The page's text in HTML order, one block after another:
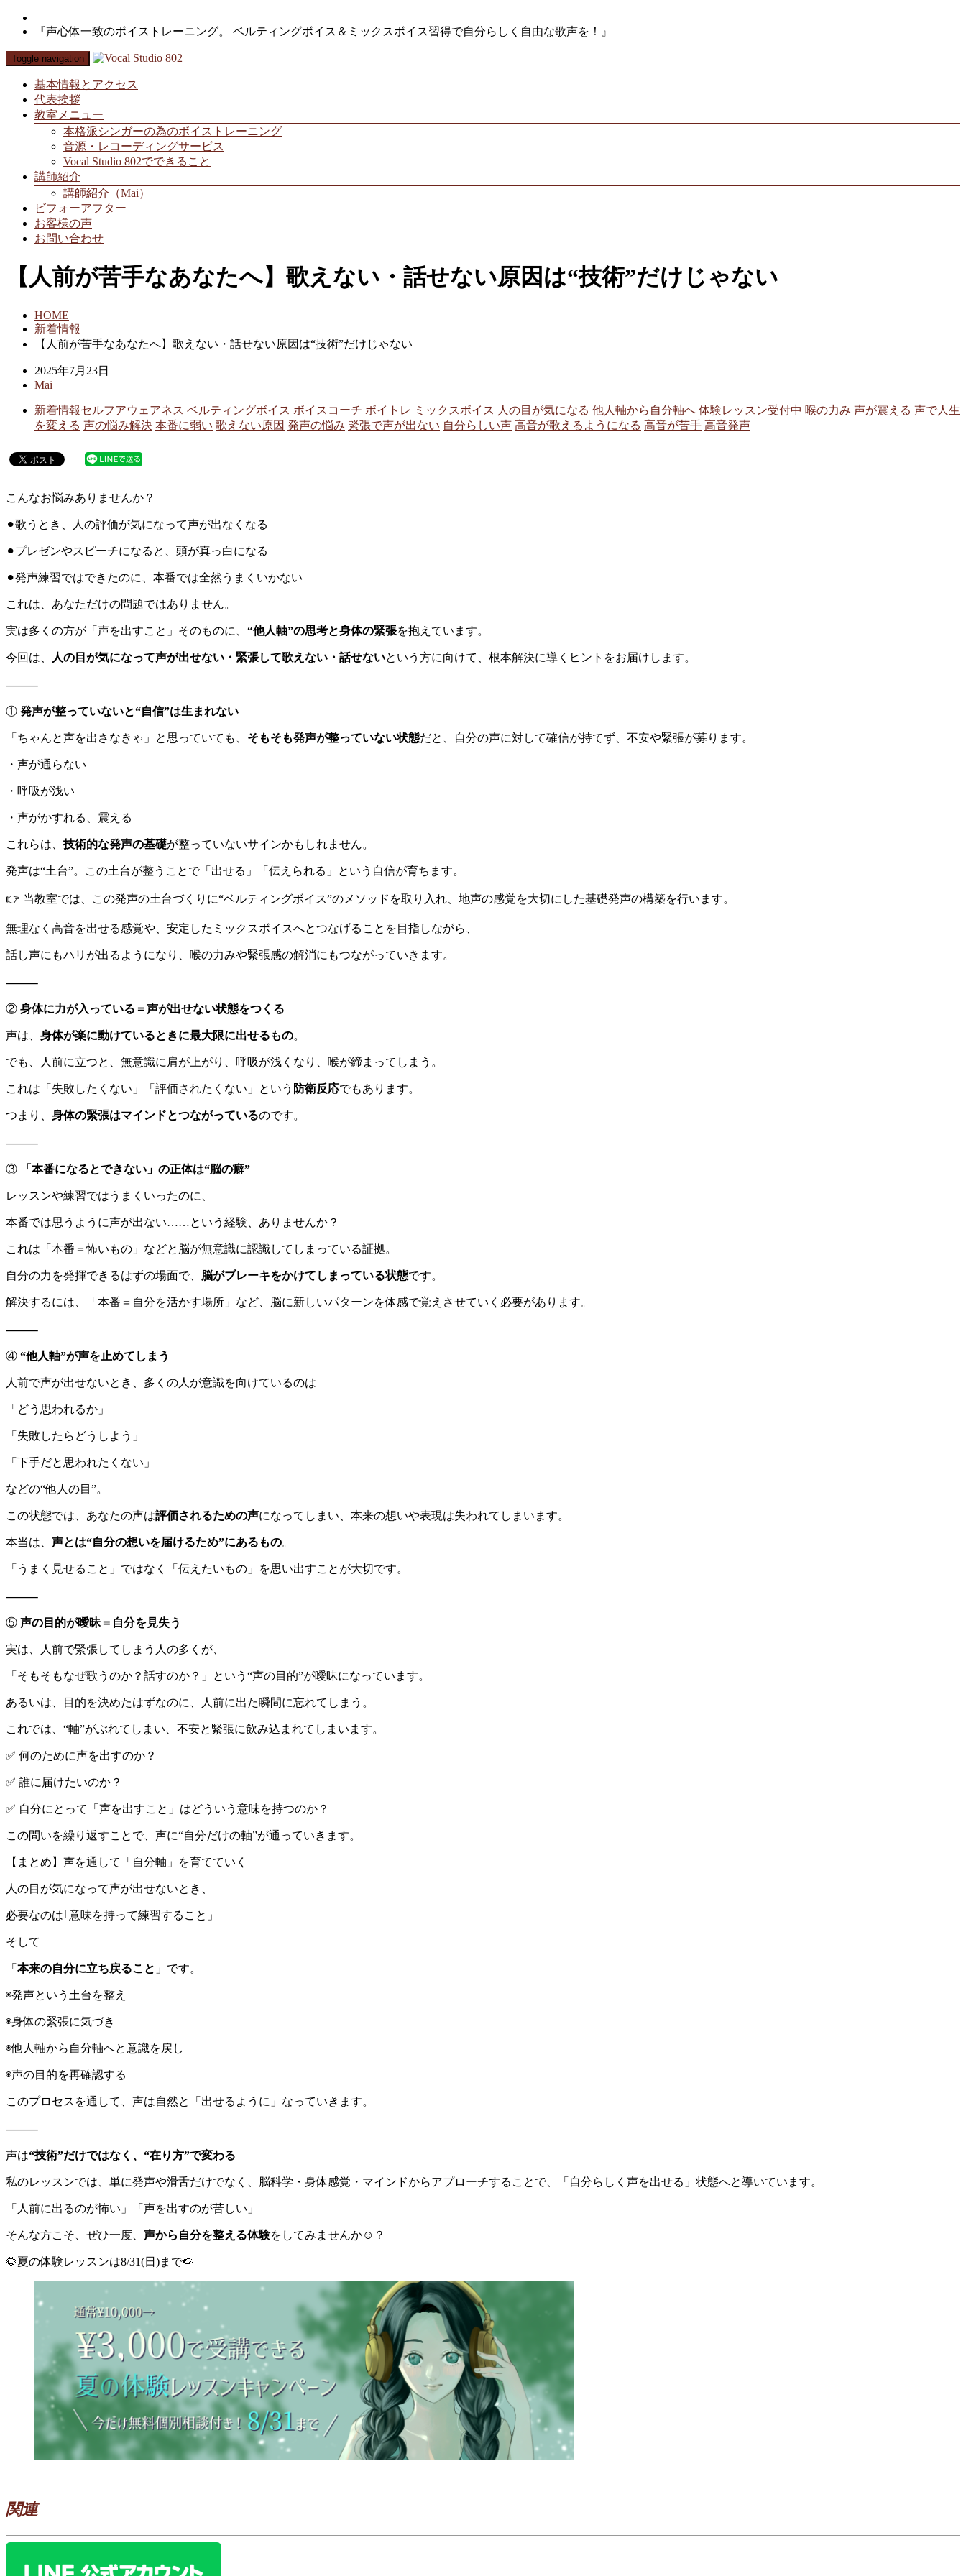
『声心体一致のボイストレーニング。 ベルティングボイス＆ミックスボイス習得で自分らしく自由な歌声を！』
Toggle navigation
基本情報とアクセス
代表挨拶
教室メニュー
本格派シンガーの為のボイストレーニング
音源・レコーディングサービス
Vocal Studio 802でできること
講師紹介
講師紹介（Mai）
ビフォーアフター
お客様の声
お問い合わせ
【人前が苦手なあなたへ】歌えない・話せない原因は“技術”だけじゃない
HOME
新着情報
【人前が苦手なあなたへ】歌えない・話せない原因は“技術”だけじゃない
2025年7月23日
Mai
新着情報セルフアウェアネス ベルティングボイス ボイスコーチ ボイトレ ミックスボイス 人の目が気になる 他人軸から自分軸へ 体験レッスン受付中 喉の力み 声が震える 声で人生
を変える 声の悩み解決 本番に弱い 歌えない原因 発声の悩み 緊張で声が出ない 自分らしい声 高音が歌えるようになる 高音が苦手 高音発声
こんなお悩みありませんか？
⚫︎歌うとき、人の評価が気になって声が出なくなる
⚫︎プレゼンやスピーチになると、頭が真っ白になる
⚫︎発声練習ではできたのに、本番では全然うまくいかない
これは、あなただけの問題ではありません。
実は多くの方が「声を出すこと」そのものに、 “他人軸”の思考と身体の緊張を抱えています。
今回は、 人の目が気になって声が出せない・緊張して歌えない・話せないという方に向けて、根本解決に導くヒントをお届けします。
⸻
① 発声が整っていないと“自信”は生まれない
「ちゃんと声を出さなきゃ」と思っていても、 そもそも発声が整っていない状態だと、自分の声に対して確信が持てず、不安や緊張が募ります。
・声が通らない
・呼吸が浅い
・声がかすれる、震える
これらは、 技術的な発声の基礎が整っていないサインかもしれません。
発声は“土台”。この土台が整うことで「出せる」「伝えられる」という自信が育ちます。
👉 当教室では、この発声の土台づくりに“ベルティングボイス”のメソッドを取り入れ、地声の感覚を大切にした基礎発声の構築を行います。
無理なく高音を出せる感覚や、安定したミックスボイスへとつなげることを目指しながら、
話し声にもハリが出るようになり、喉の力みや緊張感の解消にもつながっていきます。
⸻
② 身体に力が入っている＝声が出せない状態をつくる
声は、 身体が楽に動けているときに最大限に出せるもの。
でも、人前に立つと、無意識に肩が上がり、呼吸が浅くなり、喉が締まってしまう。
これは「失敗したくない」「評価されたくない」という 防衛反応でもあります。
つまり、 身体の緊張はマインドとつながっているのです。
⸻
③ 「本番になるとできない」の正体は“脳の癖”
レッスンや練習ではうまくいったのに、
本番では思うように声が出ない……という経験、ありませんか？
これは「本番＝怖いもの」などと脳が無意識に認識してしまっている証拠。
自分の力を発揮できるはずの場面で、 脳がブレーキをかけてしまっている状態です。
解決するには、「本番＝自分を活かす場所」など、脳に新しいパターンを体感で覚えさせていく必要があります。
⸻
④ “他人軸”が声を止めてしまう
人前で声が出せないとき、多くの人が意識を向けているのは
「どう思われるか」
「失敗したらどうしよう」
「下手だと思われたくない」
などの“他人の目”。
この状態では、あなたの声は評価されるための声になってしまい、本来の想いや表現は失われてしまいます。
本当は、 声とは“自分の想いを届けるため”にあるもの。
「うまく見せること」ではなく「伝えたいもの」を思い出すことが大切です。
⸻
⑤ 声の目的が曖昧＝自分を見失う
実は、人前で緊張してしまう人の多くが、
「そもそもなぜ歌うのか？話すのか？」という“声の目的”が曖昧になっています。
あるいは、目的を決めたはずなのに、人前に出た瞬間に忘れてしまう。
これでは、“軸”がぶれてしまい、不安と緊張に飲み込まれてしまいます。
✅ 何のために声を出すのか？
✅ 誰に届けたいのか？
✅ 自分にとって「声を出すこと」はどういう意味を持つのか？
この問いを繰り返すことで、声に“自分だけの軸”が通っていきます。
【まとめ】声を通して「自分軸」を育てていく
人の目が気になって声が出せないとき、
必要なのは｢意味を持って練習すること」
そして
「 本来の自分に立ち戻ること 」です。
◉発声という土台を整え
◉身体の緊張に気づき
◉他人軸から自分軸へと意識を戻し
◉声の目的を再確認する
このプロセスを通して、声は自然と「出せるように」なっていきます。
⸻
声は“技術”だけではなく、“在り方”で変わる
私のレッスンでは、単に発声や滑舌だけでなく、脳科学・身体感覚・マインドからアプローチすることで、「自分らしく声を出せる」状態へと導いています。
「人前に出るのが怖い」「声を出すのが苦しい」
そんな方こそ、ぜひ一度、 声から自分を整える体験をしてみませんか☺︎？
🌻夏の体験レッスンは8/31(日)まで🍉
関連